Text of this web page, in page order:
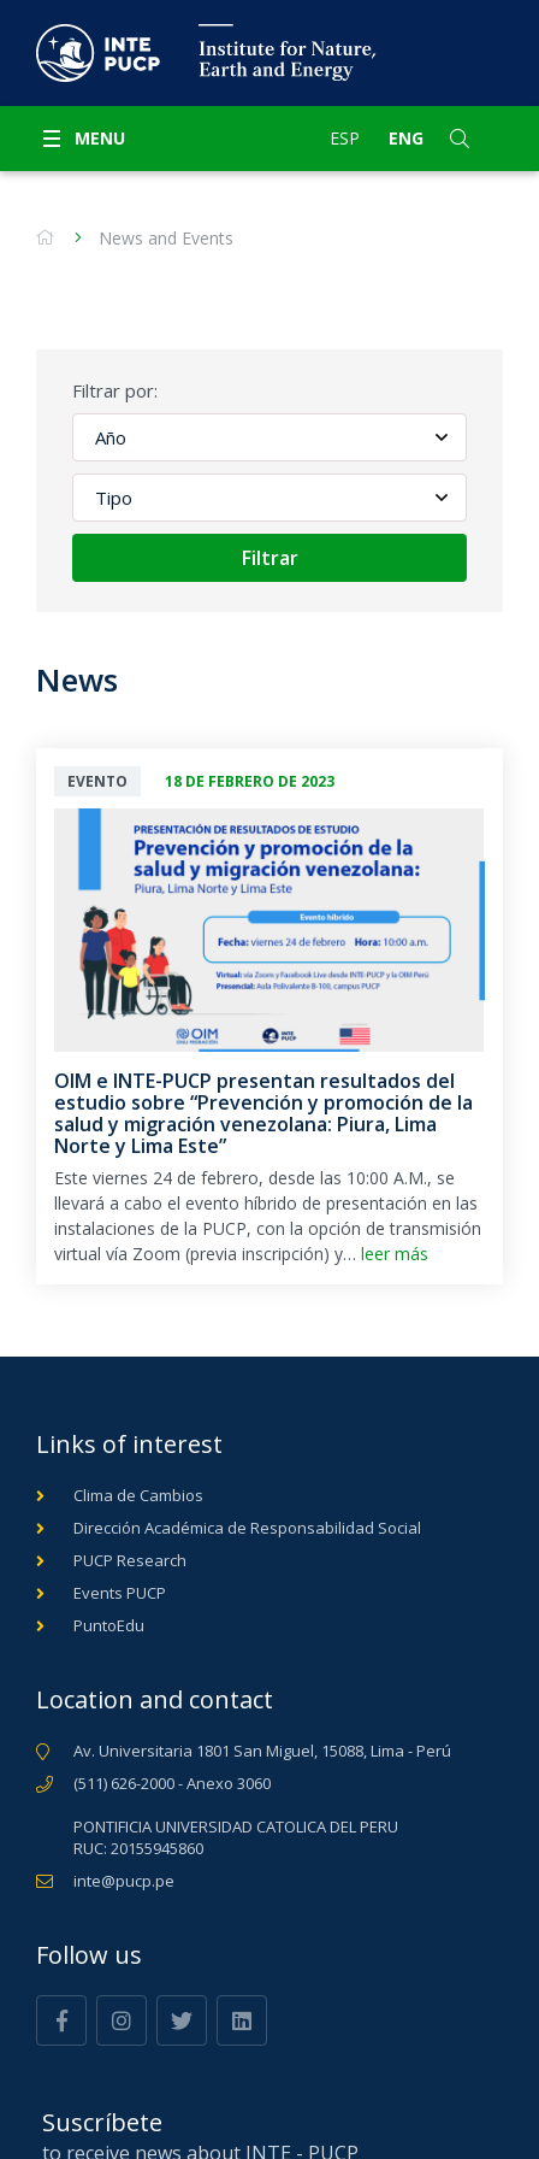
MENU ESP ENG
News and Events
Filtrar por:
Filtrar
News
EVENTO 18 DE FEBRERO DE 2023
OIM e INTE-PUCP presentan resultados del
estudio sobre “Prevención y promoción de la
salud y migración venezolana: Piura, Lima
Norte y Lima Este”
Este viernes 24 de febrero, desde las 10:00 A.M., se
llevará a cabo el evento híbrido de presentación en las
instalaciones de la PUCP, con la opción de transmisión
virtual vía Zoom (previa inscripción) y… leer más
Links of interest
Clima de Cambios
Dirección Académica de Responsabilidad Social
PUCP Research
Events PUCP
PuntoEdu
Location and contact
Av. Universitaria 1801 San Miguel, 15088, Lima - Perú
(511) 626-2000 - Anexo 3060
PONTIFICIA UNIVERSIDAD CATOLICA DEL PERU
RUC: 20155945860
inte@pucp.pe
Follow us
Suscríbete
to receive news about INTE - PUCP